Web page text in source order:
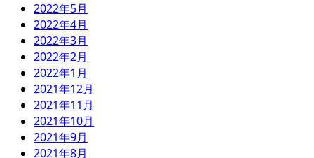
2022年5月
2022年4月
2022年3月
2022年2月
2022年1月
2021年12月
2021年11月
2021年10月
2021年9月
2021年8月